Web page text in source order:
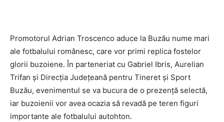
Promotorul Adrian Troscenco aduce la Buzău nume mari
ale fotbalului românesc, care vor primi replica fostelor
glorii buzoiene. În parteneriat cu Gabriel Ibris, Aurelian
Trifan și Direcţia Judeţeană pentru Tineret şi Sport
Buzău, evenimentul se va bucura de o prezență selectă,
iar buzoienii vor avea ocazia să revadă pe teren figuri
importante ale fotbalului autohton.